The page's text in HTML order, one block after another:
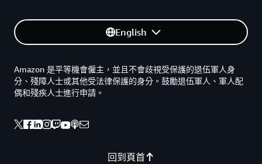
English
回到頁首
Amazon 是平等機會僱主，並且不會歧視受保護的退伍軍人身
分、殘障人士或其他受法律保護的身分。鼓勵退伍軍人、軍人配
偶和殘疾人士進行申請。